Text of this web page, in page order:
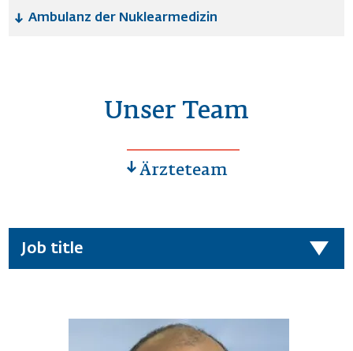
Ambulanz der Nuklearmedizin
Unser Team
Ärzteteam
Job title